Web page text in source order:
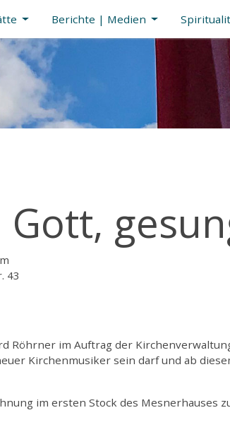
Berichte | Medien
43
Röhrner im Auftrag der
Kirchenmusiker sein darf und ab
im ersten Stock des Mesnerhauses